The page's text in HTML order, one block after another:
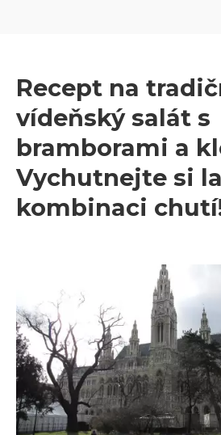
Recept na
vídeňský salát s
bramborami a
Vychutnejte si
kombinaci